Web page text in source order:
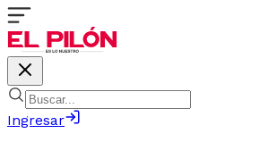
Ingresar